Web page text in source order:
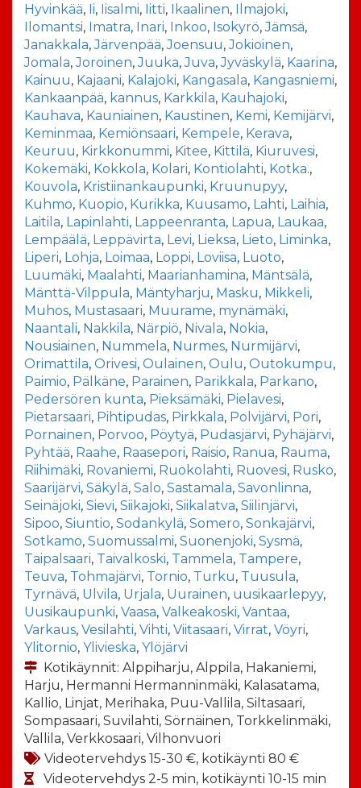
Hyvinkää, Ii, Iisalmi, Iitti, Ikaalinen, Ilmajoki,
Ilomantsi, Imatra, Inari, Inkoo, Isokyrö,Jämsä,
Janakkala,Järvenpää,Joensuu,Jokioinen,
Jomala,Joroinen,Juuka,Juva,Jyväskylä, Kaarina,
Kainuu, Kajaani, Kalajoki, Kangasala, Kangasniemi,
Kankaanpää, kannus, Karkkila, Kauhajoki,
Kauhava, Kauniainen, Kaustinen, Kemi, Kemijärvi,
Keminmaa, Kemiönsaari, Kempele, Kerava,
Keuruu, Kirkkonummi, Kitee, Kittilä, Kiuruvesi,
Kokemäki, Kokkola, Kolari, Kontiolahti, Kotka.,
Kouvola, Kristiinankaupunki, Kruunupyy,
Kuhmo, Kuopio, Kurikka, Kuusamo, Lahti, Laihia,
Laitila, Lapinlahti, Lappeenranta, Lapua, Laukaa,
Lempäälä, Leppävirta, Levi, Lieksa, Lieto, Liminka,
Liperi, Lohja, Loimaa, Loppi, Loviisa, Luoto,
Luumäki, Maalahti, Maarianhamina, Mäntsälä,
Mänttä-Vilppula, Mäntyharju, Masku, Mikkeli,
Muhos, Mustasaari, Muurame, mynämäki,
Naantali, Nakkila, Närpiö, Nivala, Nokia,
Nousiainen, Nummela, Nurmes, Nurmijärvi,
Orimattila, Orivesi, Oulainen, Oulu, Outokumpu,
Paimio, Pälkäne, Parainen, Parikkala, Parkano,
Pedersören kunta, Pieksämäki, Pielavesi,
Pietarsaari, Pihtipudas, Pirkkala, Polvijärvi, Pori,
Pornainen, Porvoo, Pöytyä, Pudasjärvi, Pyhäjärvi,
Pyhtää, Raahe, Raasepori, Raisio, Ranua, Rauma,
Riihimäki, Rovaniemi, Ruokolahti, Ruovesi, Rusko,
Saarijärvi, Säkylä, Salo, Sastamala, Savonlinna,
Seinäjoki, Sievi, Siikajoki, Siikalatva, Siilinjärvi,
Sipoo, Siuntio, Sodankylä, Somero, Sonkajärvi,
Sotkamo, Suomussalmi, Suonenjoki, Sysmä,
Taipalsaari, Taivalkoski, Tammela, Tampere,
Teuva, Tohmajärvi, Tornio, Turku, Tuusula,
Tyrnävä, Ulvila, Urjala, Uurainen, uusikaarlepyy,
Uusikaupunki, Vaasa, Valkeakoski, Vantaa,
Varkaus, Vesilahti, Vihti, Viitasaari, Virrat, Vöyri,
Ylitornio, Ylivieska, Ylöjärvi
Kotikäynnit: Alppiharju, Alppila, Hakaniemi,
Harju, Hermanni Hermanninmäki, Kalasatama,
Kallio, Linjat, Merihaka, Puu-Vallila, Siltasaari,
Sompasaari, Suvilahti, Sörnäinen, Torkkelinmäki,
Vallila, Verkkosaari, Vilhonvuori
Videotervehdys 15-30 €, kotikäynti 80 €
Videotervehdys 2-5 min, kotikäynti 10-15 min